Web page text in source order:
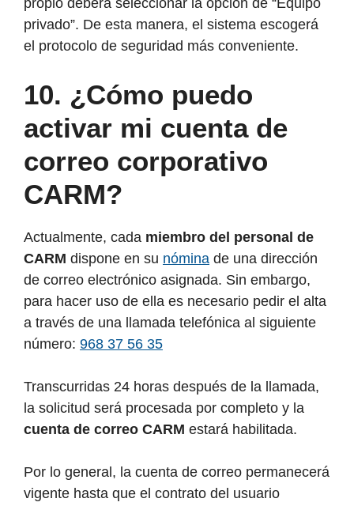
propio deberá seleccionar la opción de “Equipo
privado”. De esta manera, el sistema escogerá
el protocolo de seguridad más conveniente.
10. ¿Cómo puedo
activar mi cuenta de
correo corporativo
CARM?
Actualmente, cada miembro del personal de
CARM dispone en su nómina de una dirección
de correo electrónico asignada. Sin embargo,
para hacer uso de ella es necesario pedir el alta
a través de una llamada telefónica al siguiente
número: 968 37 56 35
Transcurridas 24 horas después de la llamada,
la solicitud será procesada por completo y la
cuenta de correo CARM estará habilitada.
Por lo general, la cuenta de correo permanecerá
vigente hasta que el contrato del usuario